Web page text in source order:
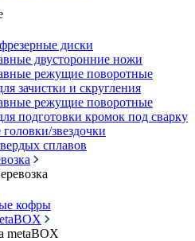
диски
двусторонние ножи
режущие поворотные
зачистки и скругления
режущие поворотные
подготовки кромок под сварку
звездочки
сплавов
кофры
metaBOX